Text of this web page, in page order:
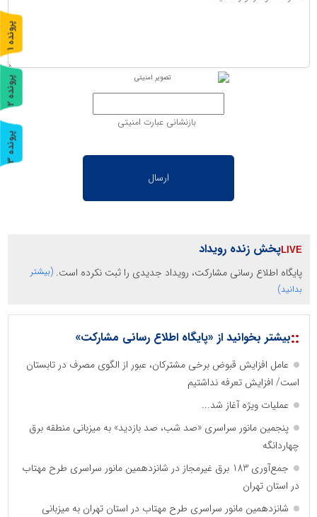
بازنشانی عبارت امنیتی
پخش زنده رویداد
پایگاه اطلاع رسانی مشارکت، رویداد جدیدی را ثبت نکرده است. (بیشتر
بدانید)
::بیشتر بخوانید از «پایگاه اطلاع رسانی مشارکت»
عامل افزایش قبوض برخی مشترکان، عبور از الگوی مصرف در تابستان
است/ افزایش تعرفه نداشتیم
عملیات ویژه آغاز شد...
پنجمین مانور سراسری «صد شب، صد بازدید» به میزبانی منطقه برق
چهاردانگه
جمع‌آوری 183 برق غیرمجاز در شانزدهمین مانور سراسری طرح مهتاب
در استان تهران
شانزدهمین مانور سراسری طرح مهتاب در استان تهران به میزبانی
پ
ر
و
ن
د
ه
1
پ
ر
و
ن
د
ه
2
پ
ر
و
ن
د
ه
3